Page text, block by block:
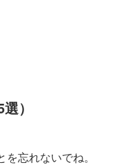
）
忘れないでね。